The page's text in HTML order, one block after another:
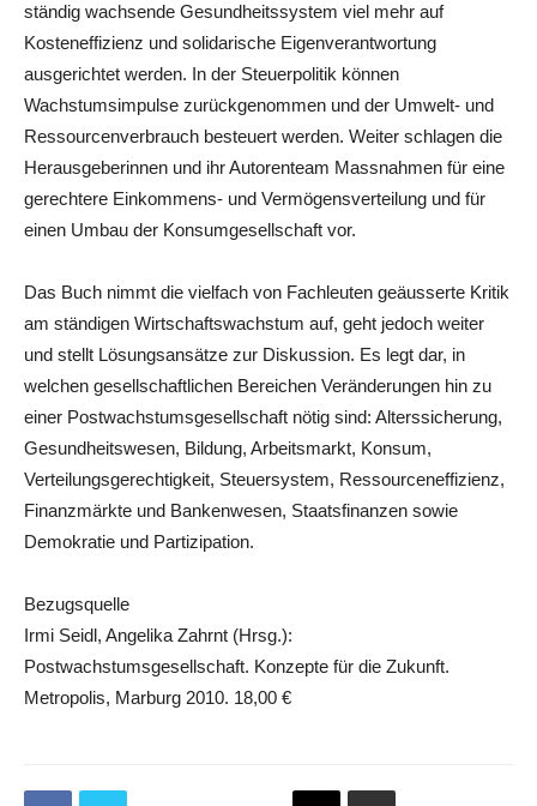
ständig wachsende Gesundheitssystem viel mehr auf
Kosteneffizienz und solidarische Eigenverantwortung
ausgerichtet werden. In der Steuerpolitik können
Wachstumsimpulse zurückgenommen und der Umwelt- und
Ressourcenverbrauch besteuert werden. Weiter schlagen die
Herausgeberinnen und ihr Autorenteam Massnahmen für eine
gerechtere Einkommens- und Vermögensverteilung und für
einen Umbau der Konsumgesellschaft vor.
Das Buch nimmt die vielfach von Fachleuten geäusserte Kritik
am ständigen Wirtschaftswachstum auf, geht jedoch weiter
und stellt Lösungsansätze zur Diskussion. Es legt dar, in
welchen gesellschaftlichen Bereichen Veränderungen hin zu
einer Postwachstumsgesellschaft nötig sind: Alterssicherung,
Gesundheitswesen, Bildung, Arbeitsmarkt, Konsum,
Verteilungsgerechtigkeit, Steuersystem, Ressourceneffizienz,
Finanzmärkte und Bankenwesen, Staatsfinanzen sowie
Demokratie und Partizipation.
Bezugsquelle
Irmi Seidl, Angelika Zahrnt (Hrsg.):
Postwachstumsgesellschaft. Konzepte für die Zukunft.
Metropolis, Marburg 2010. 18,00 €